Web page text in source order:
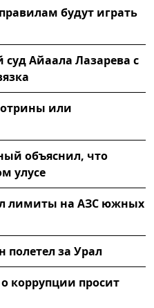
будут играть
Айаала Лазарева с
или
объяснил, что
улусе
лимиты на АЗС южных
за Урал
коррупции просит